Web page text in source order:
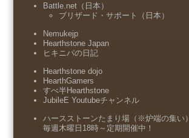
Battle.net（日本）
ブリザード・サポート（日本）
Nemukejp
Hearthstone Japan
ヒキニパの日記
Hearthstone dojo
HearthGamers
すべ半Hearthstone
JubileE Youtubeチャンネル
ハースストーンたまり場（※炉端の集い）
毎週木曜日18時～定期開催中！